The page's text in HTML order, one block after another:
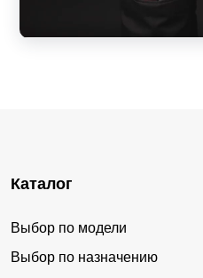
Каталог
Выбор по модели
Выбор по назначению